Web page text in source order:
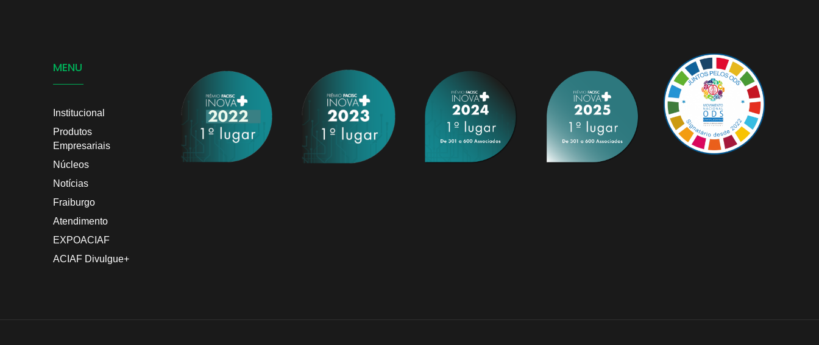
MENU
Institucional
Produtos
Empresariais
Núcleos
Notícias
Fraiburgo
Atendimento
EXPOACIAF
ACIAF Divulgue+